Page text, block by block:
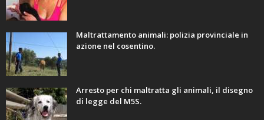
Maltrattamento animali: polizia provinciale in
azione nel cosentino.
Arresto per chi maltratta gli animali, il disegno
di legge del M5S.